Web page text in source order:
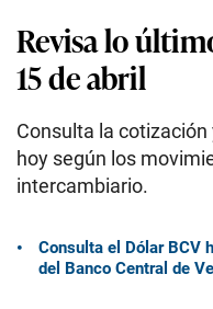
Revisa lo
15 de abril
Consulta la cotización
hoy según los
intercambiario.
Consulta el Dólar BCV
del Banco Central de